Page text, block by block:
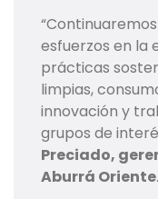
esfuerzos en la
prácticas
limpias,
innovación y
grupos de
Preciado,
Aburrá Oriente.